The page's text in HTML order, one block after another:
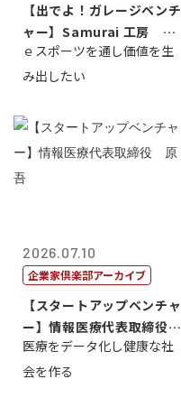
【出でよ！ガレージベンチ
ャー】Samurai 工房 代
表取締...
ｅスポーツを通し価値を生
み出したい
2026.07.10
企業家倶楽部アーカイブ
【スタートアップベンチャ
ー】情報医療代表取締役
原 聖吾
医療をデータ化し健康な社
会を作る